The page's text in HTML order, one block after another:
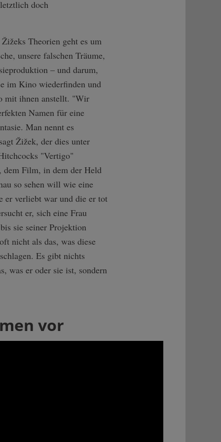
doch
Theorien geht es um
unsere falschen Träume,
– und darum,
im Kino wiederfinden und
mit ihnen anstellt. "Wir
Namen für eine
Man nennt es
Žižek, der dies unter
"Vertigo"
dem Film, in dem der Held
so sehen will wie eine
er verliebt war und die er tot
er, sich eine Frau
sie seiner Projektion
nicht als das, was diese
Es gibt nichts
was er oder sie ist, sondern
vor